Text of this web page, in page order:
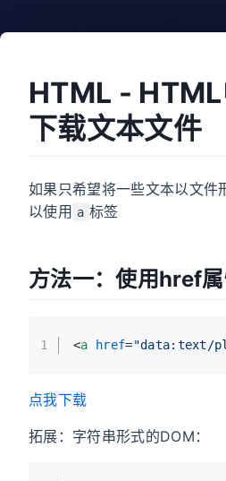
HTML -
下载文本文件
如果只希望将一些文本以文件
以使用 a 标签
方法一：使用href
1 <a href="data:text/
点我下载
拓展：字符串形式的DOM：